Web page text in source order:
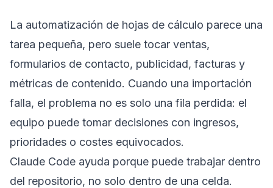
La automatización de hojas de cálculo parece una
tarea pequeña, pero suele tocar ventas,
formularios de contacto, publicidad, facturas y
métricas de contenido. Cuando una importación
falla, el problema no es solo una fila perdida: el
equipo puede tomar decisiones con ingresos,
prioridades o costes equivocados.
Claude Code ayuda porque puede trabajar dentro
del repositorio, no solo dentro de una celda.